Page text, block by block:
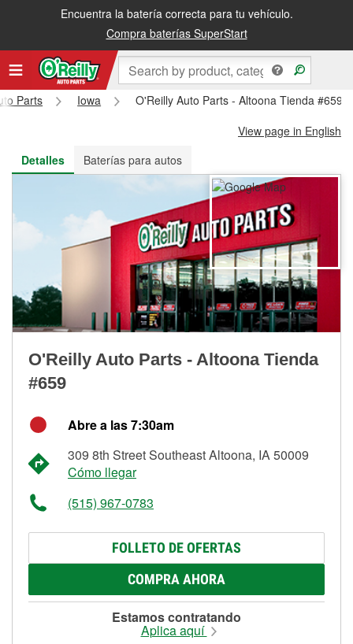
Encuentra la batería correcta para tu vehículo.
Compra baterías SuperStart
Recibe tu orden gratis al día siguiente o recógela en la tienda
Parts Iowa
O'Reilly Auto Parts - Altoona Tienda #659
View page in English
Detalles
Baterías para autos
O'Reilly Auto Parts - Altoona Tienda
#659
Abre a las 7:30am
309 8th Street Southeast Altoona, IA 50009
Cómo llegar
(515) 967-0783
FOLLETO DE OFERTAS
COMPRA AHORA
Estamos contratando
Aplica aquí